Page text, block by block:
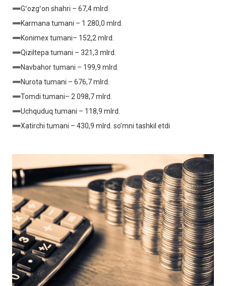
➖Gʻozgʻon shahri – 67,4 mlrd.
➖Karmana tumani – 1 280,0 mlrd.
➖Konimex tumani– 152,2 mlrd.
➖Qiziltepa tumani – 321,3 mlrd.
➖Navbahor tumani – 199,9 mlrd.
➖Nurota tumani – 676,7 mlrd.
➖Tomdi tumani– 2 098,7 mlrd.
➖Uchquduq tumani – 118,9 mlrd.
➖Xatirchi tumani – 430,9 mlrd. so’mni tashkil etdi